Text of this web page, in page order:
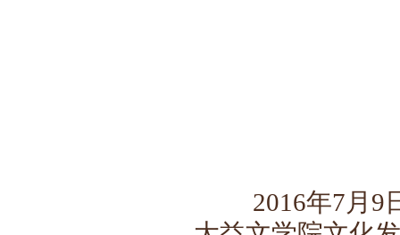
2016年7月9